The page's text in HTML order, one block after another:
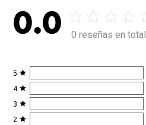
0.0 0 reseñas en total
5
4
3
2